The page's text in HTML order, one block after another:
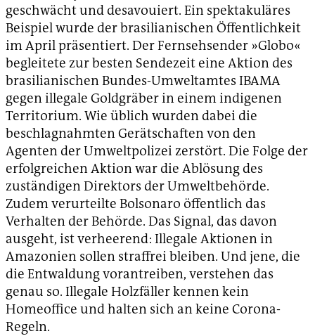
geschwächt und desavouiert. Ein spektakuläres
Beispiel wurde der brasilianischen Öffentlichkeit
im April präsentiert. Der Fernsehsender »Globo«
begleitete zur besten Sendezeit eine Aktion des
brasilianischen Bundes-Umweltamtes IBAMA
gegen illegale Goldgräber in einem indigenen
Territorium. Wie üblich wurden dabei die
beschlagnahmten Gerätschaften von den
Agenten der Umweltpolizei zerstört. Die Folge der
erfolgreichen Aktion war die Ablösung des
zuständigen Direktors der Umweltbehörde.
Zudem verurteilte Bolsonaro öffentlich das
Verhalten der Behörde. Das Signal, das davon
ausgeht, ist verheerend: Illegale Aktionen in
Amazonien sollen straffrei bleiben. Und jene, die
die Entwaldung vorantreiben, verstehen das
genau so. Illegale Holzfäller kennen kein
Homeoffice und halten sich an keine Corona-
Regeln.